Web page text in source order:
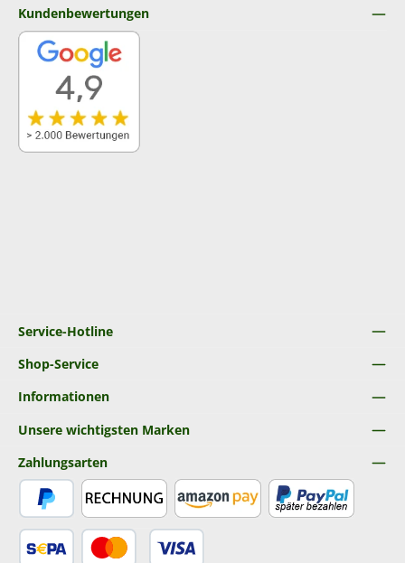
Service-Hotline
Shop-Service
Informationen
Unsere wichtigsten Marken
Kundenbewertungen
Zahlungsarten